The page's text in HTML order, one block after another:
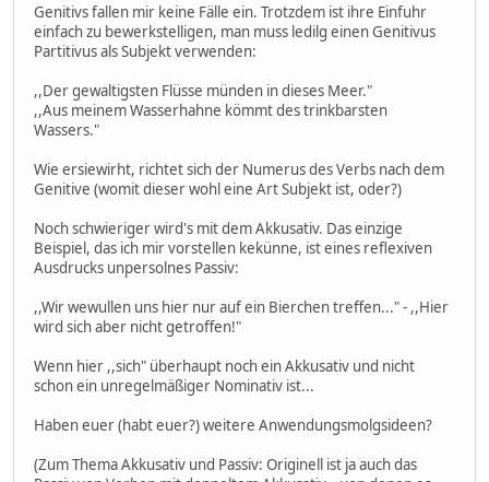
Genitivs fallen mir keine Fälle ein. Trotzdem ist ihre Einfuhr
einfach zu bewerkstelligen, man muss ledilg einen Genitivus
Partitivus als Subjekt verwenden:
,,Der gewaltigsten Flüsse münden in dieses Meer."
,,Aus meinem Wasserhahne kömmt des trinkbarsten
Wassers."
Wie ersiewirht, richtet sich der Numerus des Verbs nach dem
Genitive (womit dieser wohl eine Art Subjekt ist, oder?)
Noch schwieriger wird's mit dem Akkusativ. Das einzige
Beispiel, das ich mir vorstellen kekünne, ist eines reflexiven
Ausdrucks unpersolnes Passiv:
,,Wir wewullen uns hier nur auf ein Bierchen treffen..." - ,,Hier
wird sich aber nicht getroffen!"
Wenn hier ,,sich" überhaupt noch ein Akkusativ und nicht
schon ein unregelmäßiger Nominativ ist...
Haben euer (habt euer?) weitere Anwendungsmolgsideen?
(Zum Thema Akkusativ und Passiv: Originell ist ja auch das